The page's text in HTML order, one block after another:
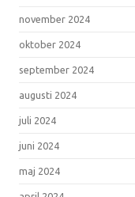
november 2024
oktober 2024
september 2024
augusti 2024
juli 2024
juni 2024
maj 2024